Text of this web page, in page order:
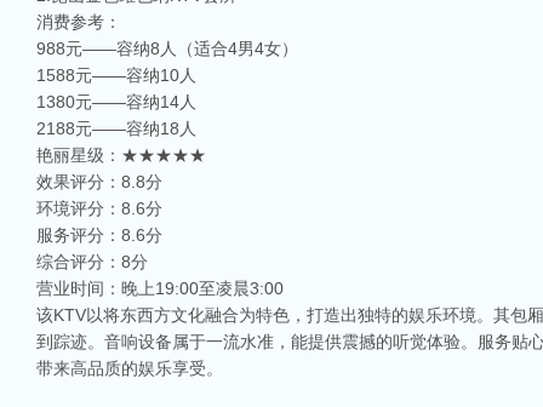
消费参考：
988元——容纳8人（适合4男4女）
1588元——容纳10人
1380元——容纳14人
2188元——容纳18人
艳丽星级：★★★★★
效果评分：8.8分
环境评分：8.6分
服务评分：8.6分
综合评分：8分
营业时间：晚上19:00至凌晨3:00
该KTV以将东西方文化融合为特色，打造出独特的娱乐环境。其包
到踪迹。音响设备属于一流水准，能提供震撼的听觉体验。服务
带来高品质的娱乐享受。